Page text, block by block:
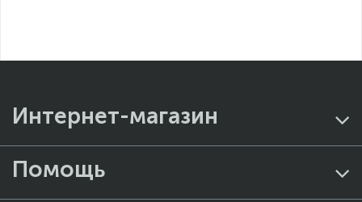
Интернет-магазин
Помощь